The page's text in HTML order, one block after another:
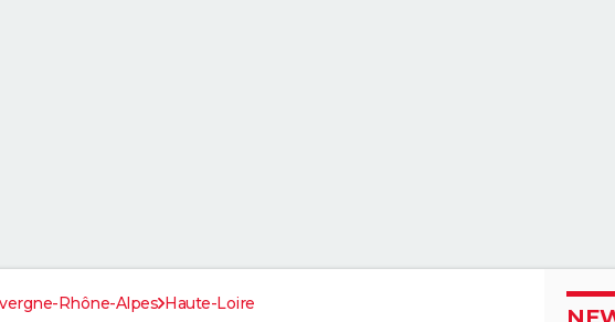
Rhône-Alpes Haute-Loire